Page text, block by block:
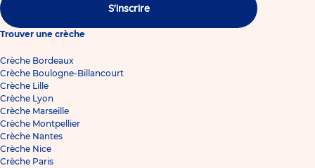
S'inscrire
Trouver une crèche
Crèche Bordeaux
Crèche Boulogne-Billancourt
Crèche Lille
Crèche Lyon
Crèche Marseille
Crèche Montpellier
Crèche Nantes
Crèche Nice
Crèche Paris